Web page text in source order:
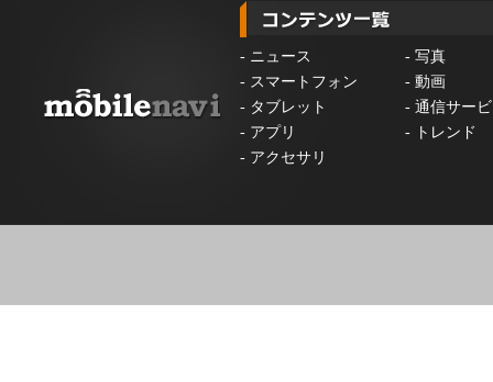
- ニュース - 写真
- スマートフォン - 動画
- タブレット - 通信サー
- アプリ -
トレンド
- アクセサリ